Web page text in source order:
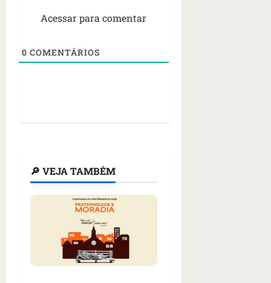
Acessar para comentar
0 COMENTÁRIOS
🔎 VEJA TAMBÉM